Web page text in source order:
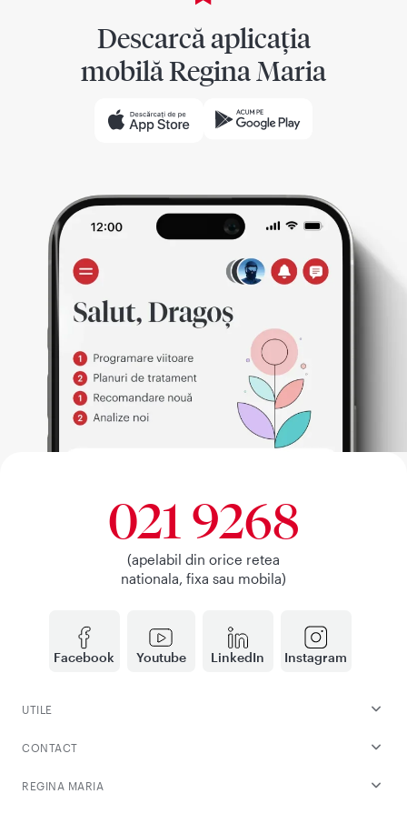
Descarcă aplicația
mobilă Regina Maria
Facebook Youtube LinkedIn Instagram
021 9268
(apelabil din orice retea
nationala, fixa sau mobila)
UTILE
CONTACT
REGINA MARIA